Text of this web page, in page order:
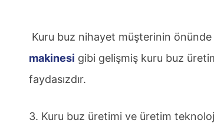
Kuru buz nihayet müşterinin
makinesi gibi gelişmiş kuru buz
faydasızdır.
3. Kuru buz üretimi ve üretim